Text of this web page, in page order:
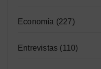
Economía (227)
Entrevistas (110)